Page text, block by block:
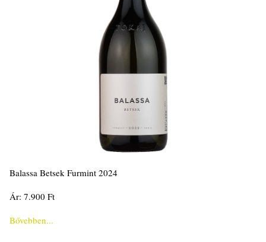
Balassa Betsek Furmint 2024
Ár: 7.900 Ft
Bővebben...